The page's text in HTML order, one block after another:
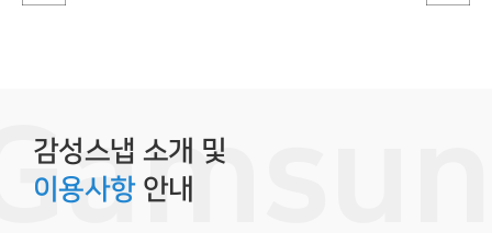
감성스냅 소개 및
이용사항안내